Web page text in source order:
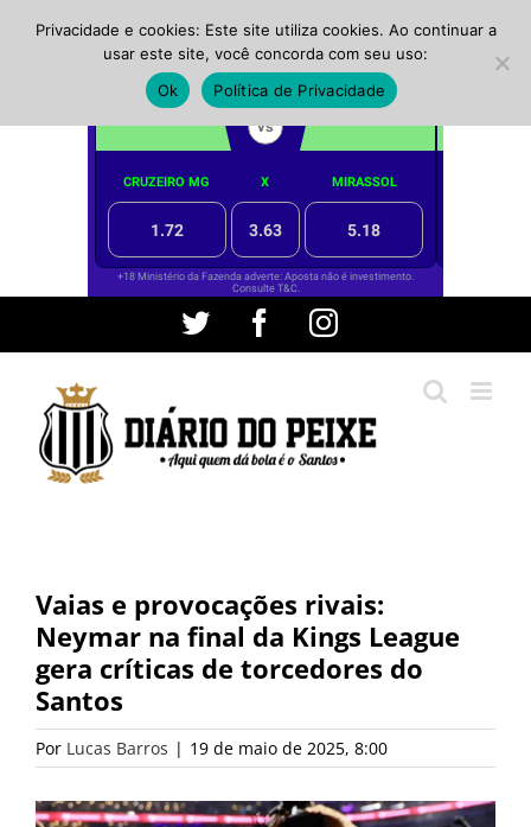
conteúdo
Twitter FacebookInstagram
Vaias e provocações rivais:
Neymar na final da Kings League
gera críticas de torcedores do
Santos
Por Lucas Barros | 19 de maio de 2025, 8:00
Privacidade e cookies: Este site utiliza cookies. Ao continuar a
usar este site, você concorda com seu uso:
Ok
Política de Privacidade